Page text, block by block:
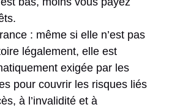
: même si elle n’est pas
légalement, elle est
exigée par les
pour couvrir les risques liés
à l’invalidité et à